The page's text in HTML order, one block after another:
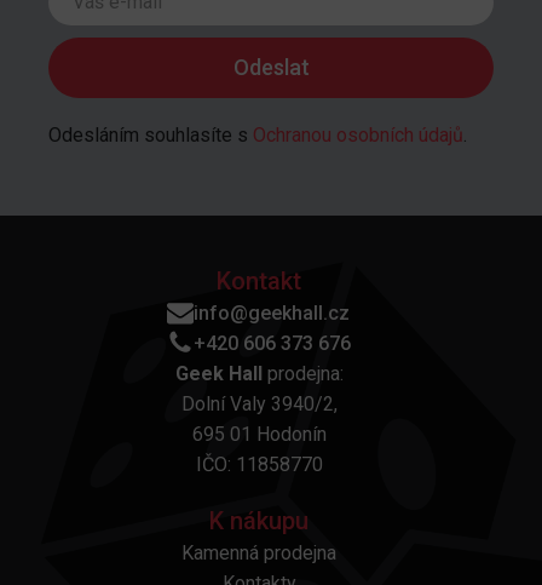
Odesláním souhlasíte s Ochranou osobních údajů
Kontakt
info@geekhall.cz
+420 606 373 676
Geek Hall prodejna:
Dolní Valy 3940/2,
695 01 Hodonín
IČO: 11858770
K nákupu
Kamenná prodejna